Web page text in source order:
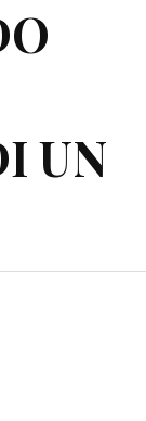
UN